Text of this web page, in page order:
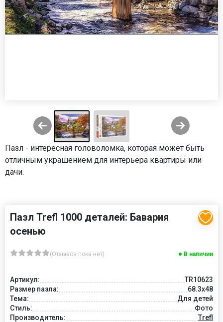
Пазл - интересная головоломка, которая может быть
отличным украшением для интерьера квартиры или
дачи.
Пазл Trefl 1000 деталей: Бавария
осенью
(Отзывов пока нет) В наличии
Артикул:
TR10623
Размер пазла:
68.3x48
Тема:
Для детей
Стиль:
Фото
Производитель:
Trefl